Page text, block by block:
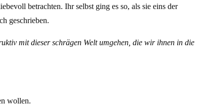
betrachten. Ihr selbst ging es so, als sie eins der
geschrieben.
mit dieser schrägen Welt umgehen, die wir ihnen in die
wollen.